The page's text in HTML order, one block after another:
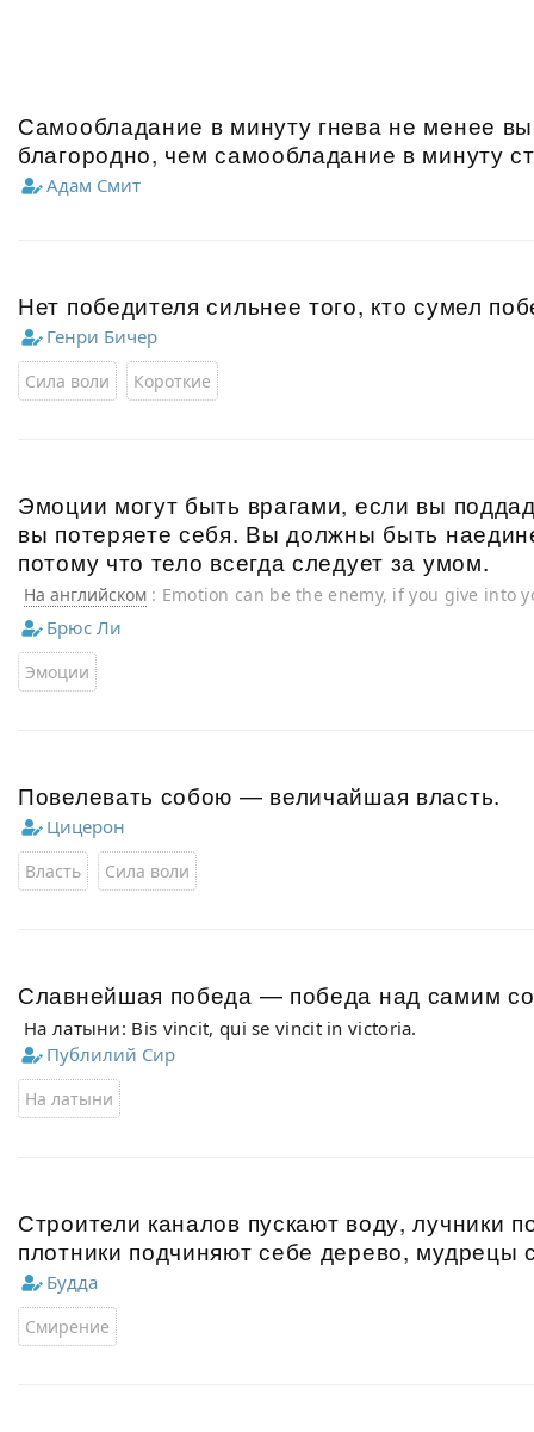
Самообладание в минуту гнева не менее
благородно, чем самообладание в минуту
Адам Смит
Нет победителя сильнее того, кто сумел
Генри Бичер
Сила воли Короткие
Эмоции могут быть врагами, если вы
вы потеряете себя. Вы должны быть
потому что тело всегда следует за умом.
На английском : Emotion can be the enemy, if you give into
yourself. You must be at one with your emotion, because
mind.
Брюс Ли
Эмоции
Повелевать собою — величайшая власть.
Цицерон
Власть Сила воли
Славнейшая победа — победа над самим
На латыни: Bis vincit, qui se vincit in victoria.
Публилий Сир
На латыни
Строители каналов пускают воду, лучники
плотники подчиняют себе дерево, мудрецы
Будда
Смирение